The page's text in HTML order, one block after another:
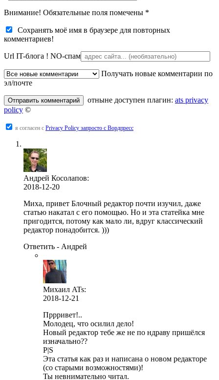
Внимание! Обязательные поля помечены *
Сохранять моё имя в браузере для повторных
комментариев!
Url IT-блога ! NO-спам
Получать новые комментарии по
эл/почте
отныне доступен плагин: ats privacy
policy ©
я согласен с Privacy Policy запросто с Вордпресс
Андрей Косолапов:
2018-12-20
Миха, привет Блочный редактор почти изучил, даже
статью накатал с его помощью. Но и эта статейка мне
пригодится, потому как мало ли, вдруг классический
редактор понадобится. )))
Ответить - Андрей
Михаил ATs:
2018-12-21
Пррривет!..
Молодец, что осилил дело!
Новый редактор тебе же не по ндраву пришёлся
изначально??
P|S
Эта статья как раз и написана о новом редакторе
(со старыми возможностями)!
Ты невнимательно читал.